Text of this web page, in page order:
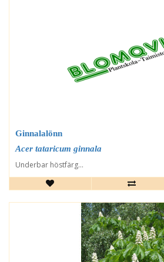
Ginnalalönn
Acer tataricum ginnala
Underbar höstfärg...